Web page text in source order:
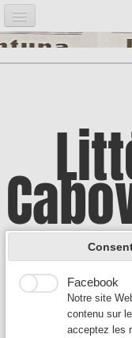
Accueil
Introduction
Illustrations▼
Auteurs A▼
Auteurs B - C▼
A la
Google
Google
qui permet
manière dont
de notre site
Facebook
Notre site
contenu sur
acceptez les